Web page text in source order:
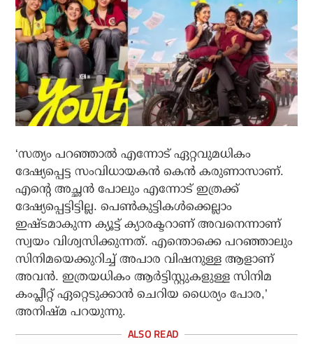
‘സത്യം പറഞ്ഞാല്‍ എന്നോട് ഏറ്റവുമധികം
ദേഷ്യപ്പെട്ട സംവിധായകന്‍ കെന്‍ കരുണാസാണ്.
എന്റെ അച്ഛന്‍ പോലും എന്നോട് ഇത്രക്ക്
ദേഷ്യപ്പെട്ടിട്ടില്ല. പെണ്‍കുട്ടികള്‍ക്കെല്ലാം
ഇഷ്ടമാകുന്ന ക്യൂട്ട് ക്യാരക്ടറാണ് അവനെന്നാണ്
സ്വയം വിശ്വസിക്കുന്നത്. എന്തൊക്കെ പറഞ്ഞാലും
സിനിമയെക്കുറിച്ച് അപാര വിഷനുള്ള ആളാണ്
അവന്‍. ഇത്രയധികം ആര്‍ട്ടിസ്റ്റുകളുള്ള സിനിമ
കംപ്ലീറ്റ് ഏറ്റെടുക്കാന്‍ ചെറിയ ധൈര്യം പോര,’
അനിഷ്മ പറയുന്നു.